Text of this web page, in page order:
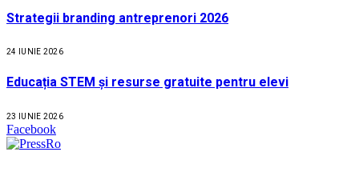
Strategii branding antreprenori 2026
24 IUNIE 2026
Educația STEM și resurse gratuite pentru elevi
23 IUNIE 2026
Facebook